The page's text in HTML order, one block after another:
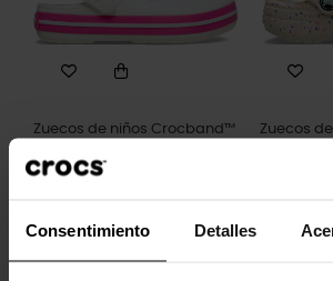
Consentimiento Detalles
Zuecos de niños Crocband™
44,90 € 35,92 €
Zuecos
-20%